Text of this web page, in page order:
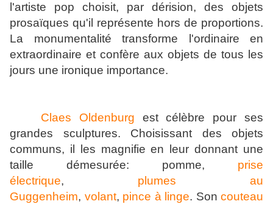
l'artiste pop choisit, par dérision, des objets
prosaïques qu'il représente hors de proportions.
La monumentalité transforme l'ordinaire en
extraordinaire et confère aux objets de tous les
jours une ironique importance.
Claes Oldenburg est célèbre pour ses
grandes sculptures. Choisissant des objets
communs, il les magnifie en leur donnant une
taille démesurée: pomme, prise
électrique, plumes au
Guggenheim, volant, pince à linge. Son couteau